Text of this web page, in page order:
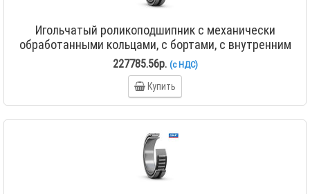
Игольчатый роликоподшипник с механически
обработанными кольцами, с бортами, с внутренним
кольцом NA 4852
227785.56р. (с НДС)
Купить